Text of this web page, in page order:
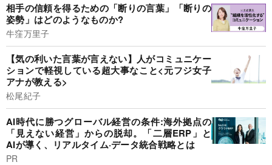
相手の信頼を得るための「断りの言葉」「断りの
姿勢」はどのようなものか?
牛窪万里子
【気の利いた言葉が言えない】人がコミュニケー
ションで軽視している超大事なこと<元フジ女子
アナが教える>
松尾紀子
AI時代に勝つグローバル経営の条件:海外拠点の
「見えない経営」からの脱却。「二層ERP」と
AIが導く、リアルタイム·データ統合戦略とは
PR